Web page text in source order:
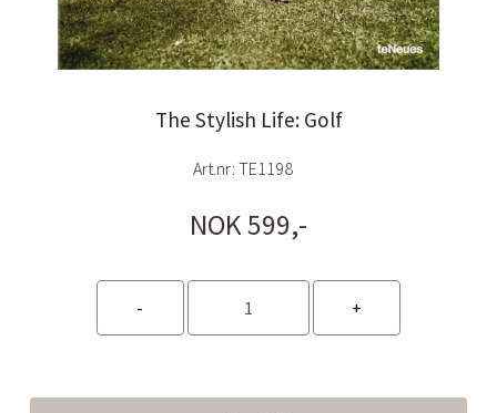
The Stylish Life: Golf
Art.nr: TE1198
NOK 599,-